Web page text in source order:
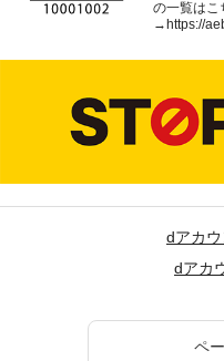
の一覧はこ
→ https://
dアカ
dアカ
ペ